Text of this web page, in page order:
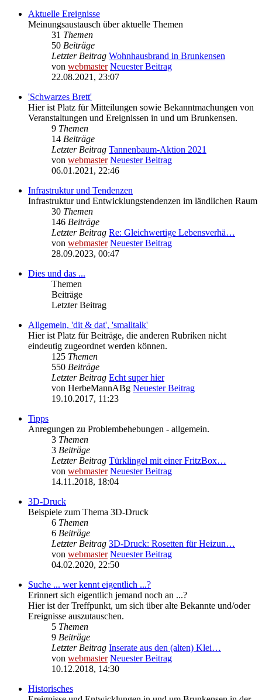
Aktuelle Ereignisse
Meinungsaustausch über aktuelle Themen
31 Themen
50 Beiträge
Letzter Beitrag Wohnhausbrand in Brunkensen
von webmaster Neuester Beitrag
22.08.2021, 23:07
'Schwarzes Brett'
Hier ist Platz für Mitteilungen sowie Bekanntmachungen von
Veranstaltungen und Ereignissen in und um Brunkensen.
9 Themen
14 Beiträge
Letzter Beitrag Tannenbaum-Aktion 2021
von webmaster Neuester Beitrag
06.01.2021, 22:46
Infrastruktur und Tendenzen
Infrastruktur und Entwicklungstendenzen im ländlichen Raum
30 Themen
146 Beiträge
Letzter Beitrag Re: Gleichwertige Lebensverhä…
von webmaster Neuester Beitrag
28.09.2023, 00:47
Dies und das ...
Themen
Beiträge
Letzter Beitrag
Allgemein, 'dit & dat', 'smalltalk'
Hier ist Platz für Beiträge, die anderen Rubriken nicht
eindeutig zugeordnet werden können.
125 Themen
550 Beiträge
Letzter Beitrag Echt super hier
von HerbeMannABg Neuester Beitrag
19.10.2017, 11:23
Tipps
Anregungen zu Problembehebungen - allgemein.
3 Themen
3 Beiträge
Letzter Beitrag Türklingel mit einer FritzBox…
von webmaster Neuester Beitrag
14.11.2018, 18:04
3D-Druck
Beispiele zum Thema 3D-Druck
6 Themen
6 Beiträge
Letzter Beitrag 3D-Druck: Rosetten für Heizun…
von webmaster Neuester Beitrag
04.02.2020, 22:50
Suche ... wer kennt eigentlich ...?
Erinnert sich eigentlich jemand noch an ...?
Hier ist der Treffpunkt, um sich über alte Bekannte und/oder
Ereignisse auszutauschen.
5 Themen
9 Beiträge
Letzter Beitrag Inserate aus den (alten) Klei…
von webmaster Neuester Beitrag
10.12.2018, 14:30
Historisches